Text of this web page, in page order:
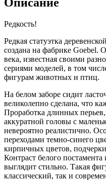
Редкость!
Редкая статуэтка
создана на фабрике Goebel.
века, известная своими
сериями моделей, в том
фигурам животных и птиц.
На белом заборе сидит
великолепно сделана, что
Проработка длинных
аккуратной головы с
невероятно реалистично.
переходами темно-синего
кирпичных цветов,
Контраст белого постамента
выглядит стильно. Такая
классический, так и